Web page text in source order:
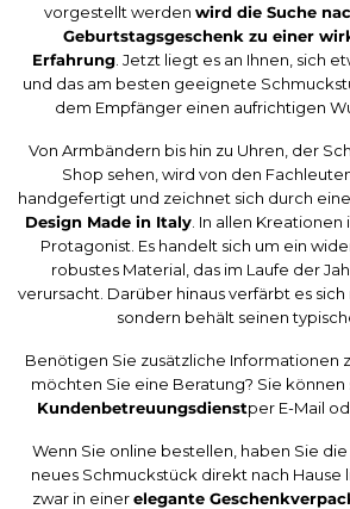
vorgestellt werden wird die Suche
Geburtstagsgeschenk zu einer
Erfahrung . Jetzt liegt es an Ihnen, sich
und das am besten geeignete
dem Empfänger einen aufrichtigen
Von Armbändern bis hin zu Uhren, der
Shop sehen, wird von den
handgefertigt und zeichnet sich durch eine
Design Made in Italy . In allen
Protagonist. Es handelt sich um ein
robustes Material, das im Laufe der
verursacht. Darüber hinaus verfärbt es
sondern behält seinen
Benötigen Sie zusätzliche Informationen
möchten Sie eine Beratung? Sie
Kundenbetreuungsdienstper E-Mail
Wenn Sie online bestellen, haben Sie
neues Schmuckstück direkt nach Hause
zwar in einerelegante